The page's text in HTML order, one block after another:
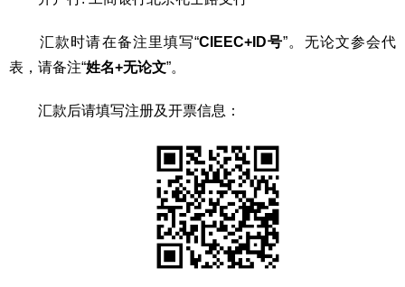
汇款时请在备注里填写“CIEEC+ID号”。无论文参会代
表，请备注“姓名+无论文”。
汇款后请填写注册及开票信息：